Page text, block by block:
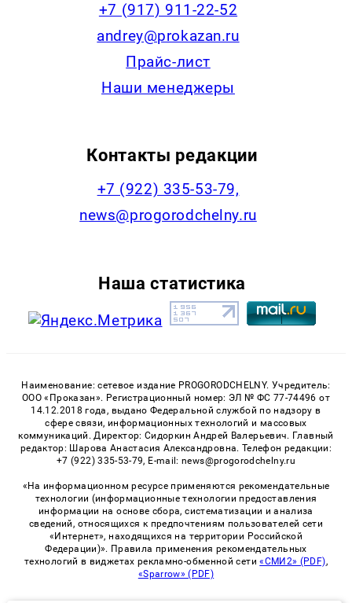
+7 (917) 911-22-52
andrey@prokazan.ru
Прайс-лист
Наши менеджеры
Контакты редакции
+7 (922) 335-53-79,
news@progorodchelny.ru
Наша статистика
Наименование: сетевое издание PROGORODCHELNY. Учредитель:
ООО «Проказан». Регистрационный номер: ЭЛ № ФС 77-74496 от
14.12.2018 года, выдано Федеральной службой по надзору в
сфере связи, информационных технологий и массовых
коммуникаций. Директор: Сидоркин Андрей Валерьевич. Главный
редактор: Шарова Анастасия Александровна. Телефон редакции:
+7 (922) 335-53-79, E-mail: news@progorodchelny.ru
«На информационном ресурсе применяются рекомендательные
технологии (информационные технологии предоставления
информации на основе сбора, систематизации и анализа
сведений, относящихся к предпочтениям пользователей сети
«Интернет», находящихся на территории Российской
Федерации)». Правила применения рекомендательных
технологий в виджетах рекламно-обменной сети«СМИ2» (PDF),
«Sparrow» (PDF)